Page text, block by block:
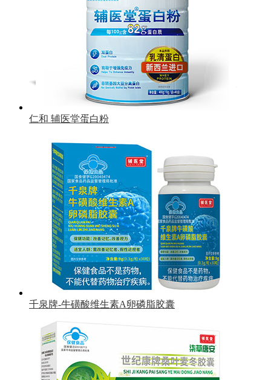
仁和 辅医堂蛋白粉
千泉牌-牛磺酸维生素A卵磷脂胶囊